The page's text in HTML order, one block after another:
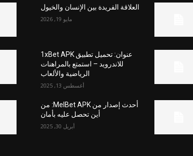
العلاقة الفريدة بين الإنسان والخيول
مايو 19, 2026
عنوان: تحميل تطبيق 1xBet APK
للاندرويد – استمتع بالمراهنات
الرياضية والألعاب
أغسطس 13, 2025
أحدث إصدار من MelBet APK: من
أين تحصل عليه بأمان
أبريل 30, 2025